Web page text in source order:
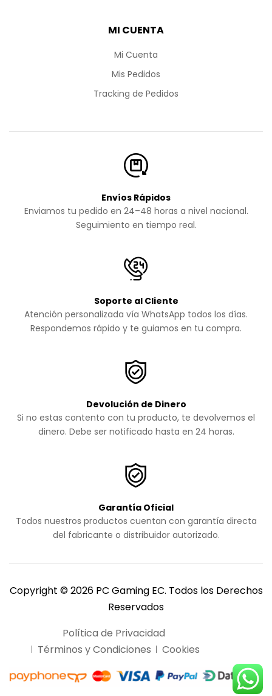
MI CUENTA
Mi Cuenta
Mis Pedidos
Tracking de Pedidos
Envíos Rápidos
Enviamos tu pedido en 24–48 horas a nivel nacional.
Seguimiento en tiempo real.
Soporte al Cliente
Atención personalizada vía WhatsApp todos los días.
Respondemos rápido y te guiamos en tu compra.
Devolución de Dinero
Si no estas contento con tu producto, te devolvemos el
dinero. Debe ser notificado hasta en 24 horas.
Garantía Oficial
Todos nuestros productos cuentan con garantía directa
del fabricante o distribuidor autorizado.
Copyright © 2026 PC Gaming EC. Todos los Derechos
Reservados
Política de Privacidad
Términos y Condiciones
Cookies